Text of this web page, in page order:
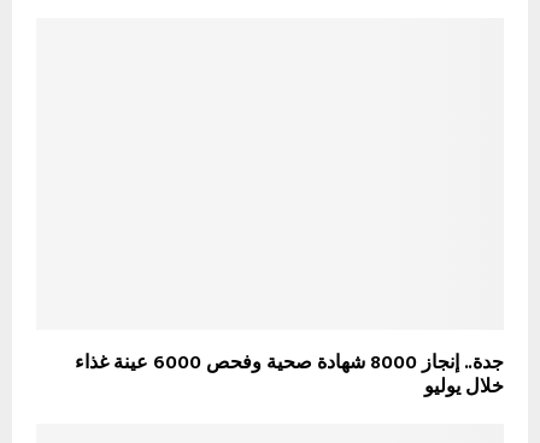
جدة.. إنجاز 8000 شهادة صحية وفحص 6000 عينة غذاء
خلال يوليو